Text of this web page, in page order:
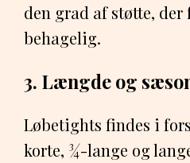
den grad af støtte, der
behagelig.
3. Længde og
Løbetights findes i
korte, ¾-lange og